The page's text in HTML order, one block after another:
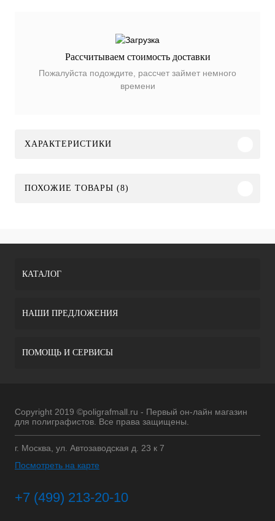
Рассчитываем стоимость доставки
Пожалуйста подождите, рассчет займет немного
времени
ХАРАКТЕРИСТИКИ
ПОХОЖИЕ ТОВАРЫ (8)
КАТАЛОГ
НАШИ ПРЕДЛОЖЕНИЯ
ПОМОЩЬ И СЕРВИСЫ
Copyright 2019 ©poligrafmall.ru - Первый он-лайн магазин
для полиграфистов. Все права защищены.
г. Москва, ул. Автозаводская д. 23 к 7
Посмотреть на карте
+7 (499) 213-20-10